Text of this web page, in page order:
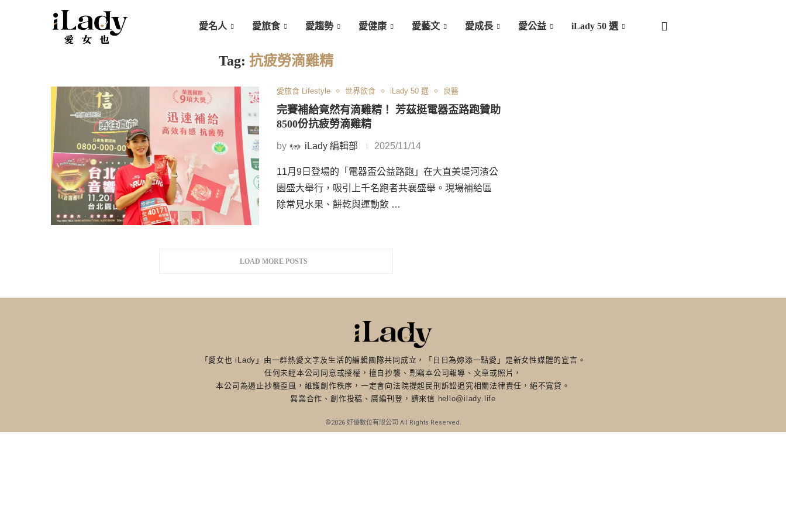
愛名人 愛旅食 愛趨勢 愛健康 愛藝文 愛成長 愛公益 iLady 50 選
Tag: 抗疲勞滴雞精
愛旅食 Lifestyle 世界飲食 iLady 50 選 良醫
完賽補給竟然有滴雞精！ 芳茲挺電器盃路跑贊助
8500份抗疲勞滴雞精
by iLady 編輯部 2025/11/14
11月9日登場的「電器盃公益路跑」在大直美堤河濱公
園盛大舉行，吸引上千名跑者共襄盛舉。現場補給區
除常見水果、餅乾與運動飲 …
LOAD MORE POSTS
「愛女也 iLady」由一群熱愛文字及生活的編輯團隊共同成立，「日日為妳添一點愛」是新女性媒體的宣言。
任何未經本公司同意或授權，擅自抄襲、剽竊本公司報導、文章或照片，
本公司為遏止抄襲歪風，維護創作秩序，一定會向法院提起民刑訴訟追究相關法律責任，絕不寬貸。
異業合作、創作投稿、廣編刊登，請來信 hello@ilady.life
©2026 好優數位有限公司 All Rights Reserved.